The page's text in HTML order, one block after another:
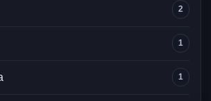
2
1
1